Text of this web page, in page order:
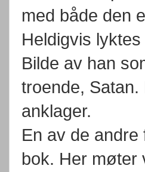
med både den
Heldigvis
Bilde av han
troende,
anklager.
En av de
bok. Her møter